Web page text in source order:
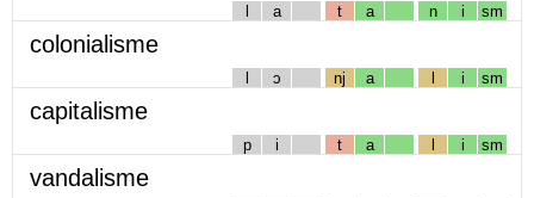
l a t a n i sm
colonialisme
l ɔ nj a l i sm
capitalisme
p i t a l i sm
vandalisme